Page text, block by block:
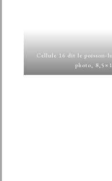
Cellule 16 dit le poisson-
photo,